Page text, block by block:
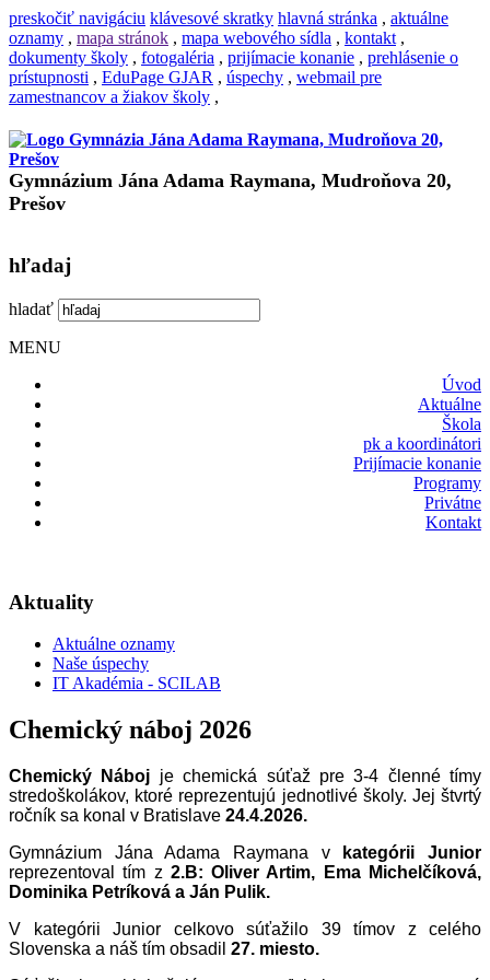
preskočiť navigáciu klávesové skratky hlavná stránka , aktuálne
oznamy , mapa stránok , mapa webového sídla , kontakt ,
dokumenty školy , fotogaléria , prijímacie konanie , prehlásenie o
prístupnosti , EduPage GJAR , úspechy , webmail pre
zamestnancov a žiakov školy ,
Gymnázium Jána Adama Raymana, Mudroňova 20,
Prešov
hľadaj
hladať
MENU
Úvod
Aktuálne
Škola
pk a koordinátori
Prijímacie konanie
Programy
Privátne
Kontakt
Aktuality
Aktuálne oznamy
Naše úspechy
IT Akadémia - SCILAB
Chemický náboj 2026
Chemický Náboj je chemická súťaž pre 3-4 členné tímy
stredoškolákov, ktoré reprezentujú jednotlivé školy. Jej štvrtý
ročník sa konal v Bratislave 24.4.2026.
Gymnázium Jána Adama Raymana v
kategórii Junior
reprezentoval tím z 2.B: Oliver Artim, Ema Michelčíková,
Dominika Petríková a Ján Pulik.
V kategórii Junior celkovo súťažilo 39 tímov z celého
Slovenska a náš tím obsadil 27. miesto.